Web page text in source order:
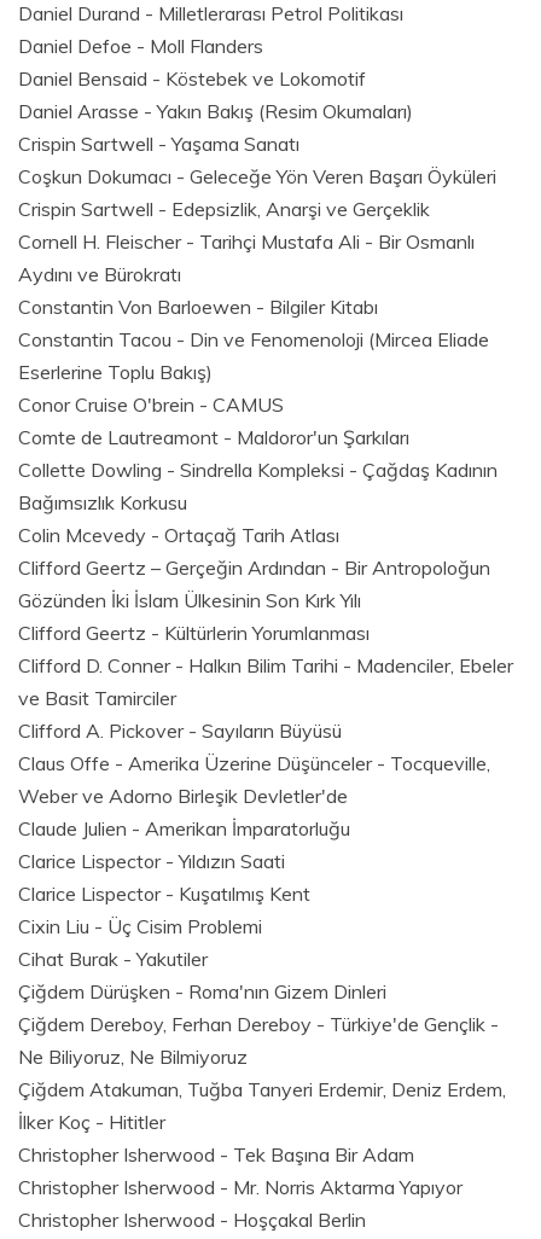
Daniel Durand - Milletlerarası Petrol Politikası
Daniel Defoe - Moll Flanders
Daniel Bensaid - Köstebek ve Lokomotif
Daniel Arasse - Yakın Bakış (Resim Okumaları)
Crispin Sartwell - Yaşama Sanatı
Coşkun Dokumacı - Geleceğe Yön Veren Başarı Öyküleri
Crispin Sartwell - Edepsizlik, Anarşi ve Gerçeklik
Cornell H. Fleischer - Tarihçi Mustafa Ali - Bir Osmanlı
Aydını ve Bürokratı
Constantin Von Barloewen - Bilgiler Kitabı
Constantin Tacou - Din ve Fenomenoloji (Mircea Eliade
Eserlerine Toplu Bakış)
Conor Cruise O'brein - CAMUS
Comte de Lautreamont - Maldoror'un Şarkıları
Collette Dowling - Sindrella Kompleksi - Çağdaş Kadının
Bağımsızlık Korkusu
Colin Mcevedy - Ortaçağ Tarih Atlası
Clifford Geertz – Gerçeğin Ardından - Bir Antropoloğun
Gözünden İki İslam Ülkesinin Son Kırk Yılı
Clifford Geertz - Kültürlerin Yorumlanması
Clifford D. Conner - Halkın Bilim Tarihi - Madenciler, Ebeler
ve Basit Tamirciler
Clifford A. Pickover - Sayıların Büyüsü
Claus Offe - Amerika Üzerine Düşünceler - Tocqueville,
Weber ve Adorno Birleşik Devletler'de
Claude Julien - Amerikan İmparatorluğu
Clarice Lispector - Yıldızın Saati
Clarice Lispector - Kuşatılmış Kent
Cixin Liu - Üç Cisim Problemi
Cihat Burak - Yakutiler
Çiğdem Dürüşken - Roma'nın Gizem Dinleri
Çiğdem Dereboy, Ferhan Dereboy - Türkiye'de Gençlik -
Ne Biliyoruz, Ne Bilmiyoruz
Çiğdem Atakuman, Tuğba Tanyeri Erdemir, Deniz Erdem,
İlker Koç - Hititler
Christopher Isherwood - Tek Başına Bir Adam
Christopher Isherwood - Mr. Norris Aktarma Yapıyor
Christopher Isherwood - Hoşçakal Berlin